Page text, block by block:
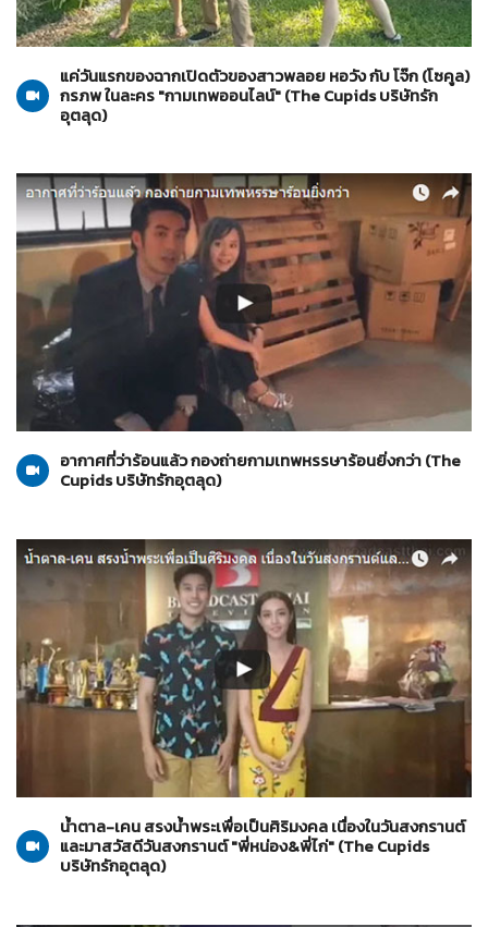
07-05-2559
The Cupids บริษัทรักอุตลุด
แค่วันแรกของฉากเปิดตัวของสาวพลอย หอวัง กับ โจ๊ก (โซคูล)
กรภพ ในละคร "กามเทพออนไลน์" (The Cupids บริษัทรัก
อุตลุด)
30-04-2559
The Cupids บริษัทรักอุตลุด
อากาศที่ว่าร้อนแล้ว กองถ่ายกามเทพหรรษาร้อนยิ่งกว่า (The
Cupids บริษัทรักอุตลุด)
The Cupids บริษัทรักอุตลุด
น้ำตาล-เคน สรงน้ำพระเพื่อเป็นศิริมงคล เนื่องในวันสงกรานต์
และมาสวัสดีวันสงกรานต์ "พี่หน่อง&พี่ไก่" (The Cupids
บริษัทรักอุตลุด)